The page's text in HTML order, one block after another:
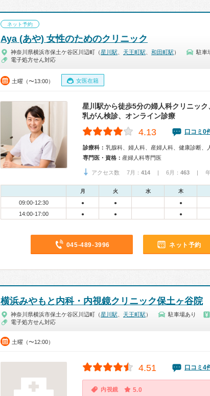
ネット予約
Aya (あや) 女性のためのクリニック
神奈川県横浜市保土ケ谷区川辺町（星川駅 天王町駅 和田町駅 ） 駐車
電子処方せん対応
土曜（〜13:00） 女医在籍
星川駅から徒歩5分の婦人科クリニッ
乳がん検診、オンライン診療
4.13 口コミ0
診療科： 乳腺科、婦人科、産婦人科、健康診断、
専門医・資格： 産婦人科専門医
アクセス数 7月： 414 | 6月： 463 | 年
月 火 水 木
09:00-12:30 ● ● ●
14:00-17:00
● ● ●
045-489-3996 ネット予約
横浜みやもと内科・内視鏡クリニック保土ヶ谷院
神奈川県横浜市保土ケ谷区川辺町（星川駅 天王町駅 ） 駐車場あり
電子処方せん対応
土曜（〜12:00）
4.51 口コミ4
内視鏡 5.0